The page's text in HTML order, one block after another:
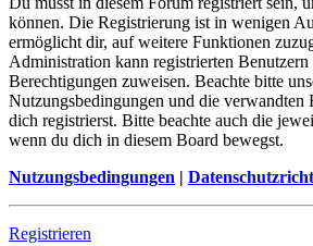
können. Die Registrierung ist in wenigen
ermöglicht dir, auf weitere Funktionen
Administration kann registrierten Benutzern
Berechtigungen zuweisen. Beachte bitte
Nutzungsbedingungen und die verwandten
dich registrierst. Bitte beachte auch die
wenn du dich in diesem Board bewegst.
Nutzungsbedingungen |
Registrieren